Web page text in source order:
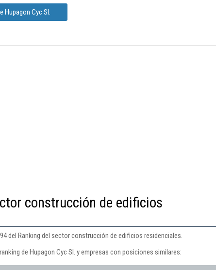
Hupagon Cyc Sl.
construcción de edificios
del Ranking del sector construcción de edificios residenciales.
de Hupagon Cyc Sl. y empresas con posiciones similares: